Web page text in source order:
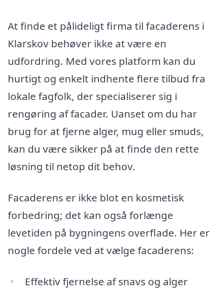
At finde et pålideligt firma til facaderens i
Klarskov behøver ikke at være en
udfordring. Med vores platform kan du
hurtigt og enkelt indhente flere tilbud fra
lokale fagfolk, der specialiserer sig i
rengøring af facader. Uanset om du har
brug for at fjerne alger, mug eller smuds,
kan du være sikker på at finde den rette
løsning til netop dit behov.
Facaderens er ikke blot en kosmetisk
forbedring; det kan også forlænge
levetiden på bygningens overflade. Her er
nogle fordele ved at vælge facaderens:
Effektiv fjernelse af snavs og alger